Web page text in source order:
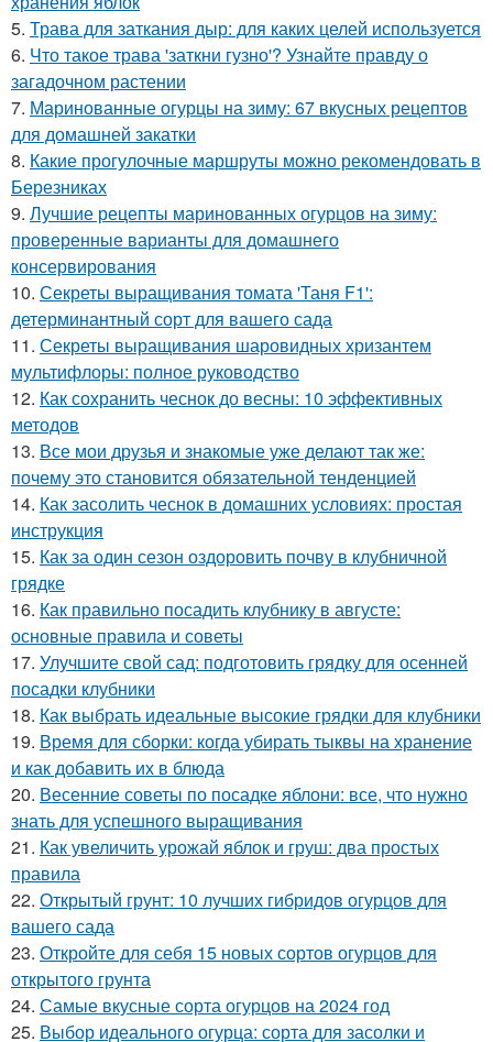
5. Трава для заткания дыр: для каких целей используется
6. Что такое трава 'заткни гузно'? Узнайте правду о
загадочном растении
7. Маринованные огурцы на зиму: 67 вкусных рецептов
для домашней закатки
8. Какие прогулочные маршруты можно рекомендовать в
Березниках
9. Лучшие рецепты маринованных огурцов на зиму:
проверенные варианты для домашнего
консервирования
10. Секреты выращивания томата 'Таня F1':
детерминантный сорт для вашего сада
11. Секреты выращивания шаровидных хризантем
мультифлоры: полное руководство
12. Как сохранить чеснок до весны: 10 эффективных
методов
13. Все мои друзья и знакомые уже делают так же:
почему это становится обязательной тенденцией
14. Как засолить чеснок в домашних условиях: простая
инструкция
15. Как за один сезон оздоровить почву в клубничной
грядке
16. Как правильно посадить клубнику в августе:
основные правила и советы
17. Улучшите свой сад: подготовить грядку для осенней
посадки клубники
18. Как выбрать идеальные высокие грядки для клубники
19. Время для сборки: когда убирать тыквы на хранение
и как добавить их в блюда
20. Весенние советы по посадке яблони: все, что нужно
знать для успешного выращивания
21. Как увеличить урожай яблок и груш: два простых
правила
22. Открытый грунт: 10 лучших гибридов огурцов для
вашего сада
23. Откройте для себя 15 новых сортов огурцов для
открытого грунта
24. Самые вкусные сорта огурцов на 2024 год
25. Выбор идеального огурца: сорта для засолки и